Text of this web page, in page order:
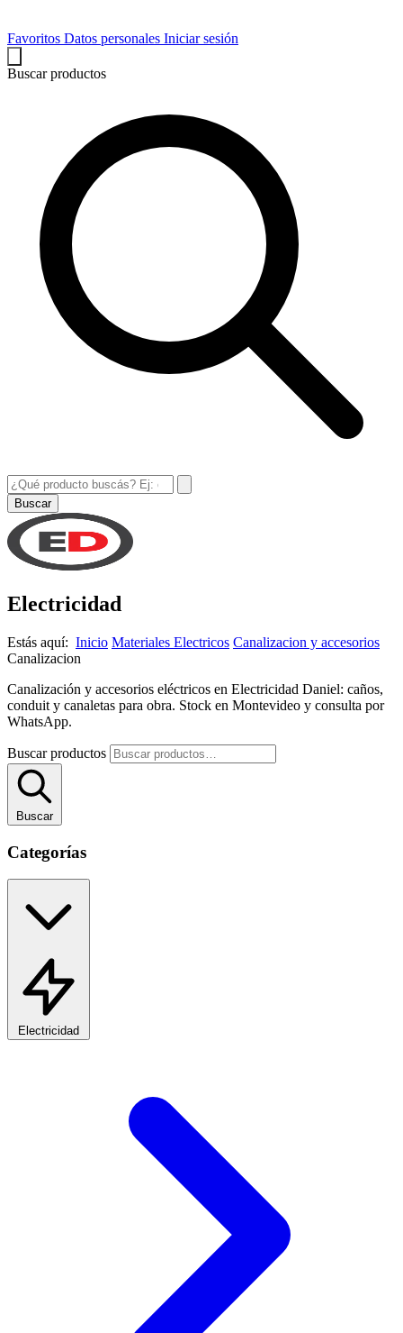
Favoritos Datos personales Iniciar sesión
Buscar productos
Buscar
Electricidad
Estás aquí: Inicio Materiales Electricos Canalizacion y accesorios
Canalizacion
Canalización y accesorios eléctricos en Electricidad Daniel: caños,
conduit y canaletas para obra. Stock en Montevideo y consulta por
WhatsApp.
Buscar productos
Buscar
Categorías
Electricidad